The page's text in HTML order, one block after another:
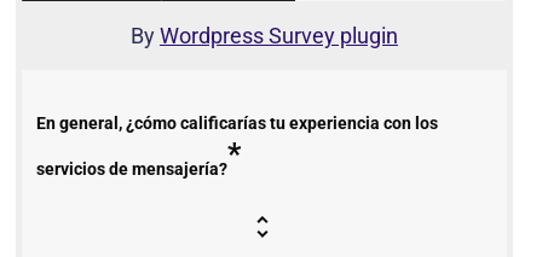
ByWordpress Survey plugin
En general, ¿cómo calificarías tu experiencia con los
servicios de mensajería?*